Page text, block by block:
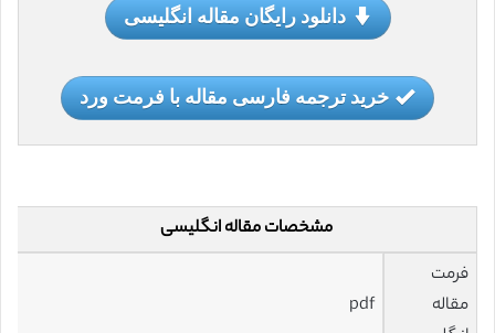
دانلود رایگان مقاله انگلیسی
خرید ترجمه فارسی مقاله با فرمت ورد
مشخصات مقاله انگلیسی
فرمت
مقاله
pdf